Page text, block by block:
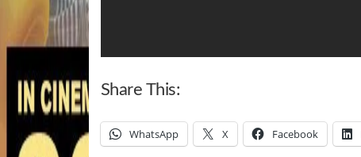
Share This:
WhatsApp X Facebook